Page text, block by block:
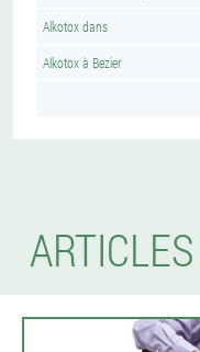
Alkotox dans
Alkotox à Bezier